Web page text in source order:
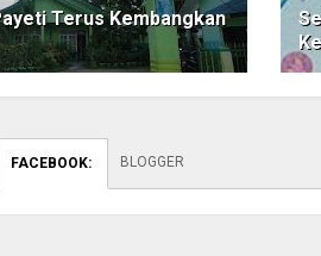
Terus Kembangkan
FACEBOOK: BLOGGER